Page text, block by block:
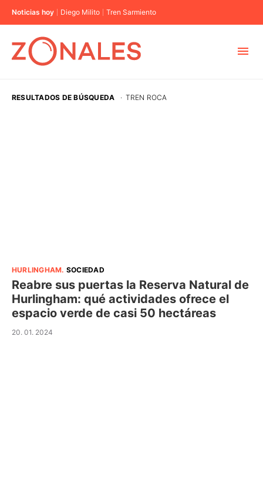
Noticias hoy Diego Milito Tren Sarmiento
RESULTADOS DE BÚSQUEDA · TREN ROCA
HURLINGHAM. SOCIEDAD
Reabre sus puertas la Reserva Natural de
Hurlingham: qué actividades ofrece el
espacio verde de casi 50 hectáreas
20. 01. 2024